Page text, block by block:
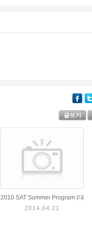
글쓰기
2010 SAT Summer Program (대...
2014.04.21